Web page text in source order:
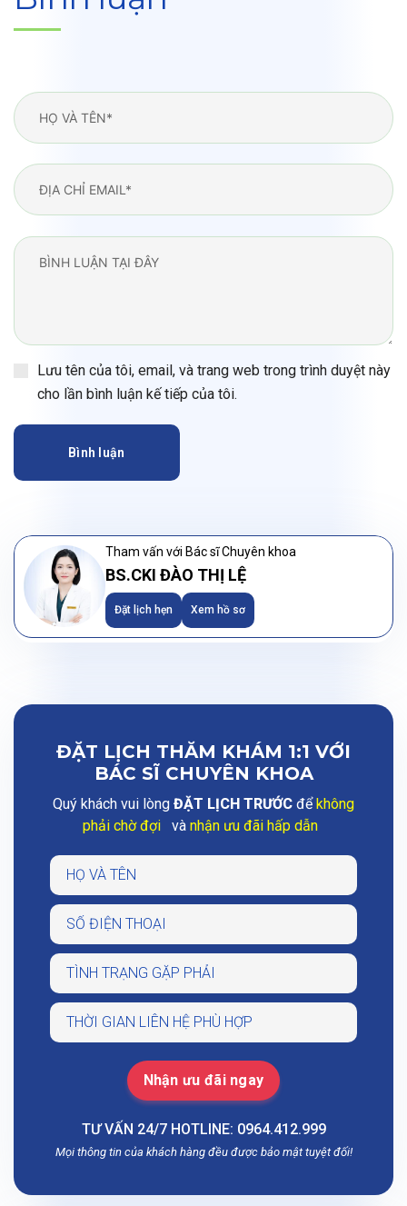
Lưu tên của tôi, email, và trang web trong trình duyệt này
cho lần bình luận kế tiếp của tôi.
Bình luận
Tham vấn với Bác sĩ Chuyên khoa
BS.CKI ĐÀO THỊ LỆ
Đặt lịch hẹn Xem hồ sơ
ĐẶT LỊCH THĂM KHÁM 1:1 VỚI
BÁC SĨ CHUYÊN KHOA
Quý khách vui lòng ĐẶT LỊCH TRƯỚC đểkhông
phải chờ đợi
và nhận ưu đãi hấp dẫn
TƯ VẤN 24/7 HOTLINE: 0964.412.999
Mọi thông tin của khách hàng đều được bảo mật tuyệt đối!